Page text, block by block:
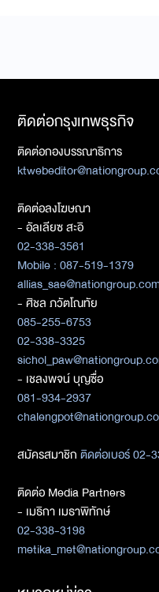
ติดต่อกรุงเทพธุรกิจ
ติดต่อกองบรรณาธิการ
ติดต่อลงโฆษณา
- อัลเลียซ สะอิ
02-338-3561
Mobile : 087-519-1379
- ศิชล ภวัตโณทัย
085-255-6753
02-338-3325
- เชลงพจน์ บุญซื่อ
081-934-2937
สมัครสมาชิกติดต่อเบอร์ 02-
ติดต่อ Media Partners
- เมธิกา เมธาพิทักษ์
02-338-3198